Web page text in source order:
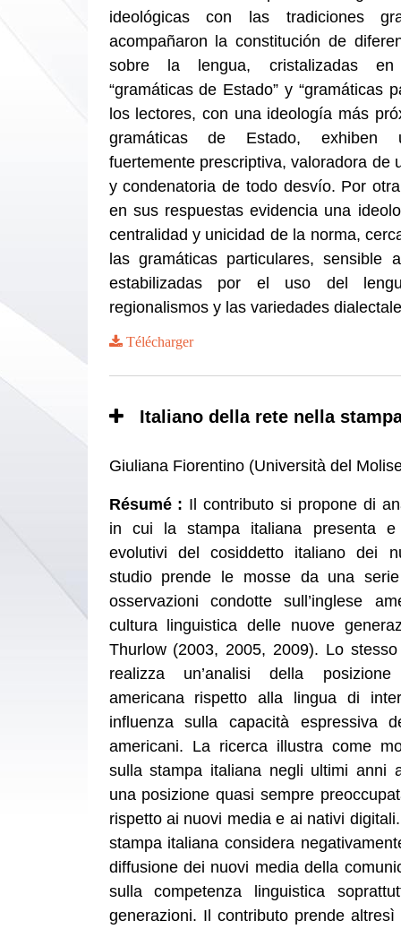
ideológicas con las tradiciones
acompañaron la constitución de
sobre la lengua, cristalizadas
“gramáticas de Estado” y “gramáticas
los lectores, con una ideología más
gramáticas de Estado, exhiben
fuertemente prescriptiva, valoradora de
y condenatoria de todo desvío. Por
en sus respuestas evidencia una
centralidad y unicidad de la norma,
las gramáticas particulares, sensible
estabilizadas por el uso del
regionalismos y las variedades
Télécharger
Italiano della rete nella
Giuliana Fiorentino (Università del
Résumé : Il contributo si propone di
in cui la stampa italiana presenta e
evolutivi del cosiddetto italiano dei
studio prende le mosse da una
osservazioni condotte sull’inglese
cultura linguistica delle nuove
Thurlow (2003, 2005, 2009). Lo
realizza un’analisi della
americana rispetto alla lingua di
influenza sulla capacità espressiva
americani. La ricerca illustra come
sulla stampa italiana negli ultimi anni
una posizione quasi sempre
rispetto ai nuovi media e ai nativi
stampa italiana considera
diffusione dei nuovi media della
sulla competenza linguistica
generazioni. Il contributo prende